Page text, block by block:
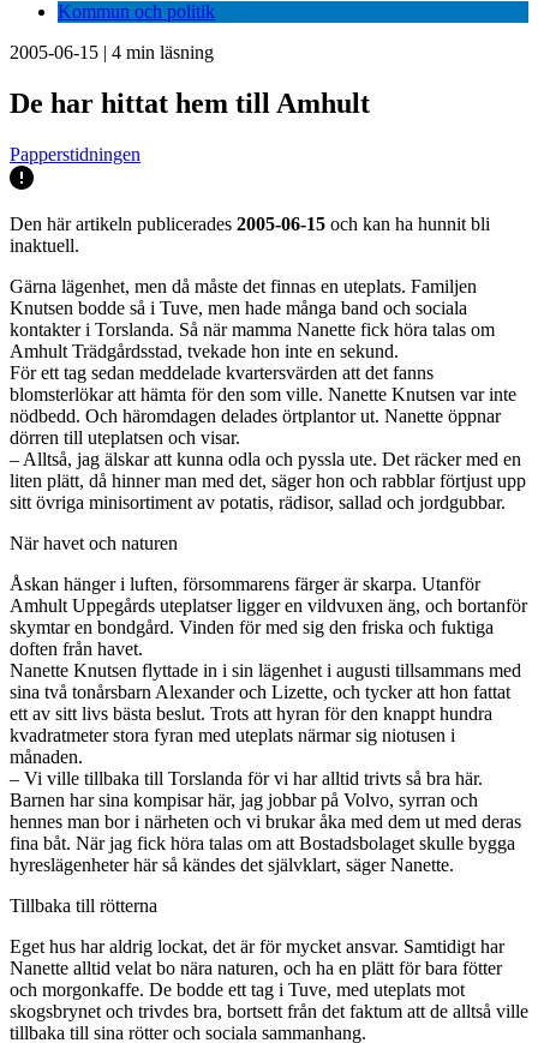
Kommun och politik
2005-06-15 | 4 min läsning
De har hittat hem till Amhult
Papperstidningen
Den här artikeln publicerades 2005-06-15 och kan ha hunnit bli
inaktuell.
Gärna lägenhet, men då måste det finnas en uteplats. Familjen
Knutsen bodde så i Tuve, men hade många band och sociala
kontakter i Torslanda. Så när mamma Nanette fick höra talas om
Amhult Trädgårdsstad, tvekade hon inte en sekund.
För ett tag sedan meddelade kvartersvärden att det fanns
blomsterlökar att hämta för den som ville. Nanette Knutsen var inte
nödbedd. Och häromdagen delades örtplantor ut. Nanette öppnar
dörren till uteplatsen och visar.
– Alltså, jag älskar att kunna odla och pyssla ute. Det räcker med en
liten plätt, då hinner man med det, säger hon och rabblar förtjust upp
sitt övriga minisortiment av potatis, rädisor, sallad och jordgubbar.
När havet och naturen
Åskan hänger i luften, försommarens färger är skarpa. Utanför
Amhult Uppegårds uteplatser ligger en vildvuxen äng, och bortanför
skymtar en bondgård. Vinden för med sig den friska och fuktiga
doften från havet.
Nanette Knutsen flyttade in i sin lägenhet i augusti tillsammans med
sina två tonårsbarn Alexander och Lizette, och tycker att hon fattat
ett av sitt livs bästa beslut. Trots att hyran för den knappt hundra
kvadratmeter stora fyran med uteplats närmar sig niotusen i
månaden.
– Vi ville tillbaka till Torslanda för vi har alltid trivts så bra här.
Barnen har sina kompisar här, jag jobbar på Volvo, syrran och
hennes man bor i närheten och vi brukar åka med dem ut med deras
fina båt. När jag fick höra talas om att Bostadsbolaget skulle bygga
hyreslägenheter här så kändes det självklart, säger Nanette.
Tillbaka till rötterna
Eget hus har aldrig lockat, det är för mycket ansvar. Samtidigt har
Nanette alltid velat bo nära naturen, och ha en plätt för bara fötter
och morgonkaffe. De bodde ett tag i Tuve, med uteplats mot
skogsbrynet och trivdes bra, bortsett från det faktum att de alltså ville
tillbaka till sina rötter och sociala sammanhang.